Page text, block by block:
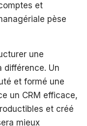
et
pèse
une
différence. Un
et formé une
un CRM efficace,
et créé
mieux